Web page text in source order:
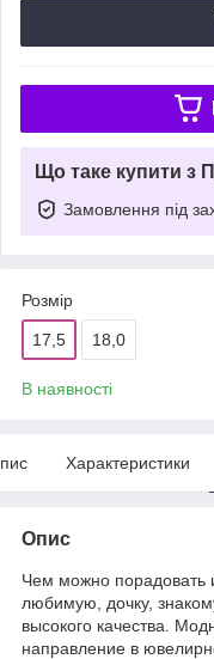
Що таке купити з
Замовлення під
Розмір
17,5 18,0
В наявності
Характеристики
Опис
Чем можно порадовать
любимую, дочку,
высокого качества.
направление в